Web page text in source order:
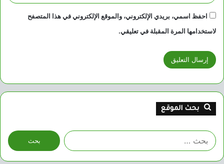
احفظ اسمي، بريدي الإلكتروني، والموقع الإلكتروني في هذا المتصفح
لاستخدامها المرة المقبلة في تعليقي.
بحث الموقع
البحث
عن: